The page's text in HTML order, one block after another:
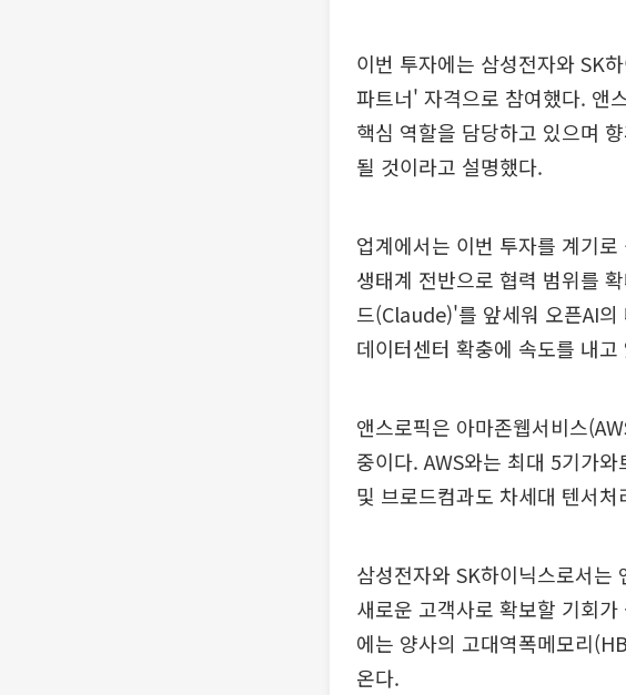
이번 투자에는 삼성전자와 SK
파트너' 자격으로 참여했다. 앤
핵심 역할을 담당하고 있으며
될 것이라고 설명했다.
업계에서는 이번 투자를 계기
생태계 전반으로 협력 범위를
드(Claude)'를 앞세워 오픈AI
데이터센터 확충에 속도를 내고
앤스로픽은 아마존웹서비스
중이다. AWS와는 최대 5기가
및 브로드컴과도 차세대 텐서
삼성전자와 SK하이닉스로서는
새로운 고객사로 확보할 기회
에는 양사의 고대역폭메모리
온다.